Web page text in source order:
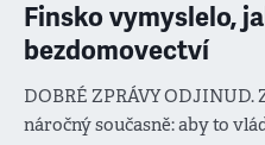
Finsko vymyslelo,
bezdomovectví
DOBRÉ ZPRÁVY
náročný současně: aby to